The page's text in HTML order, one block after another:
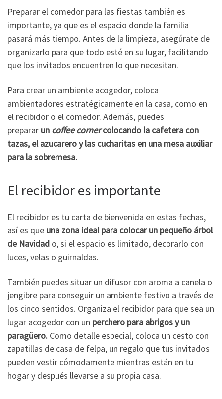
Preparar el comedor para las fiestas también es
importante, ya que es el espacio donde la familia
pasará más tiempo. Antes de la limpieza, asegúrate de
organizarlo para que todo esté en su lugar, facilitando
que los invitados encuentren lo que necesitan.
Para crear un ambiente acogedor, coloca
ambientadores estratégicamente en la casa, como en
el recibidor o el comedor. Además, puedes
preparar un coffee cornercolocando la cafetera con
tazas, el azucarero y las cucharitas en una mesa auxiliar
para la sobremesa.
El recibidor es importante
El recibidor es tu carta de bienvenida en estas fechas,
así es que una zona ideal para colocar un pequeño árbol
de Navidad o, si el espacio es limitado, decorarlo con
luces, velas o guirnaldas.
También puedes situar un difusor con aroma a canela o
jengibre para conseguir un ambiente festivo a través de
los cinco sentidos. Organiza el recibidor para que sea un
lugar acogedor con un perchero para abrigos y un
paragüero. Como detalle especial, coloca un cesto con
zapatillas de casa de felpa, un regalo que tus invitados
pueden vestir cómodamente mientras están en tu
hogar y después llevarse a su propia casa.